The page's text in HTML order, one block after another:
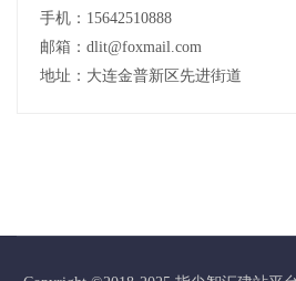
手机：15642510888
邮箱：dlit@foxmail.com
地址：大连金普新区先进街道